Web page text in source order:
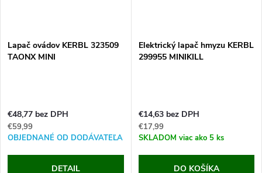
Lapač ovádov KERBL 323509
TAONX MINI
€48,77 bez DPH
€59,99
OBJEDNANÉ OD DODÁVATEĽA
DETAIL
Elektrický lapač hmyzu KERBL
299955 MINIKILL
€14,63 bez DPH
€17,99
SKLADOM viac ako 5 ks
DO KOŠÍKA